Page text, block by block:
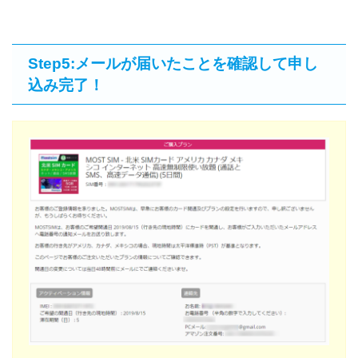
Step5:メールが届いたことを確認して申し
込み完了！